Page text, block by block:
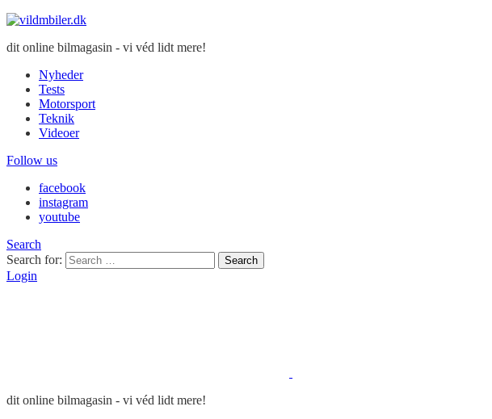
dit online bilmagasin - vi véd lidt mere!
Nyheder
Tests
Motorsport
Teknik
Videoer
Follow us
facebook
instagram
youtube
Search
Search for:
Search
Login
dit online bilmagasin - vi véd lidt mere!